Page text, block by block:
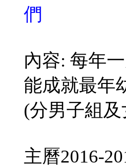
們
內容: 每年
能成就最年
(分男子組
主曆2016-